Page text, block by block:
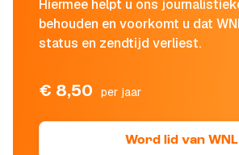
Hiermee helpt u ons
behouden en voorkomt u dat
status en zendtijd verliest.
€ 8,50 per jaar
Word lid van WNL